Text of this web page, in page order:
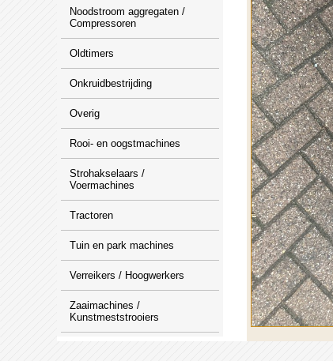
Noodstroom aggregaten /
Compressoren
Oldtimers
Onkruidbestrijding
Overig
Rooi- en oogstmachines
Strohakselaars /
Voermachines
Tractoren
Tuin en park machines
Verreikers / Hoogwerkers
Zaaimachines /
Kunstmeststrooiers